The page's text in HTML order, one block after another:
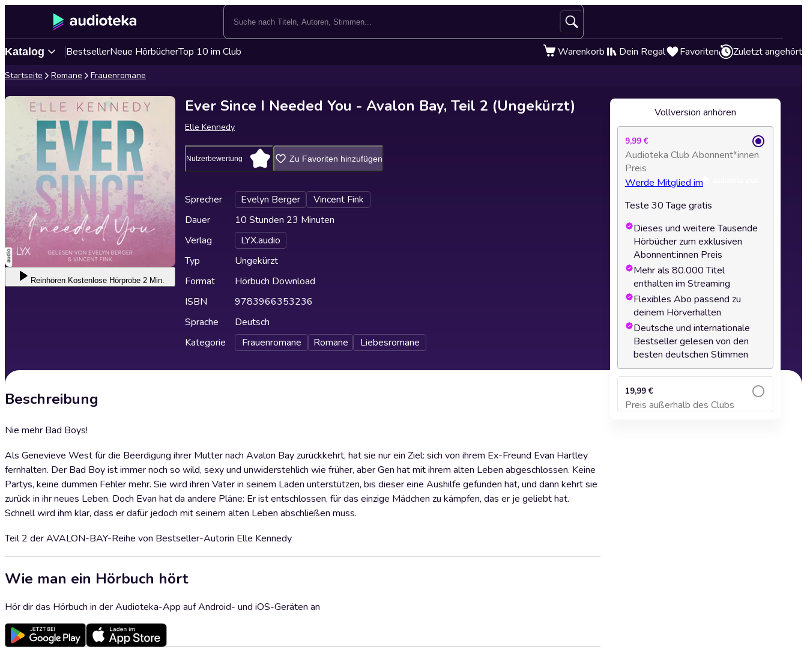
Katalog BestsellerNeue HörbücherTop 10 im Club Warenkorb Dein Regal Favoriten Zuletzt angehört
Startseite Romane Frauenromane
Reinhören Kostenlose Hörprobe 2 Min.
Ever Since I Needed You - Avalon Bay, Teil 2 (Ungekürzt)
Elle Kennedy
Nutzerbewertung Zu Favoriten hinzufügen
Sprecher Evelyn Berger
Vincent Fink
Dauer
10 Stunden 23 Minuten
Verlag
LYX.audio
Typ
Ungekürzt
Format
Hörbuch Download
ISBN
9783966353236
Sprache
Deutsch
Kategorie
Frauenromane Romane Liebesromane
Beschreibung
Nie mehr Bad Boys!
Als Genevieve West für die Beerdigung ihrer Mutter nach Avalon Bay zurückkehrt, hat sie nur ein Ziel: sich von ihrem Ex-Freund Evan Hartley
fernhalten. Der Bad Boy ist immer noch so wild, sexy und unwiderstehlich wie früher, aber Gen hat mit ihrem alten Leben abgeschlossen. Keine
Partys, keine dummen Fehler mehr. Sie wird ihren Vater in seinem Laden unterstützen, bis dieser eine Aushilfe gefunden hat, und dann kehrt sie
zurück in ihr neues Leben. Doch Evan hat da andere Pläne: Er ist entschlossen, für das einzige Mädchen zu kämpfen, das er je geliebt hat.
Schnell wird ihm klar, dass er dafür jedoch mit seinem alten Leben abschließen muss.
Teil 2 der AVALON-BAY-Reihe von Bestseller-Autorin Elle Kennedy
Wie man ein Hörbuch hört
Hör dir das Hörbuch in der Audioteka-App auf Android- und iOS-Geräten an
Vollversion anhören
9,99 €
Audioteka Club Abonnent*innen
Preis
Werde Mitglied im
Teste 30 Tage gratis
Dieses und weitere Tausende
Hörbücher zum exklusiven
Abonnent:innen Preis
Mehr als 80.000 Titel
enthalten im Streaming
Flexibles Abo passend zu
deinem Hörverhalten
Deutsche und internationale
Bestseller gelesen von den
besten deutschen Stimmen
19,99 €
Preis außerhalb des Clubs
Zum Warenkorb hinzufügen